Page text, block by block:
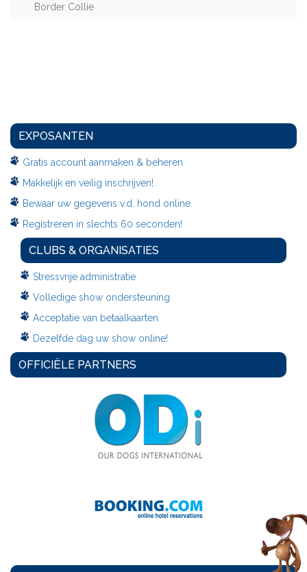
Border Collie
EXPOSANTEN
Gratis account aanmaken & beheren.
Makkelijk en veilig inschrijven!
Bewaar uw gegevens v.d. hond online.
Registreren in slechts 60 seconden!
CLUBS & ORGANISATIES
Stressvrije administratie
Volledige show ondersteuning
Acceptatie van betaalkaarten
Dezelfde dag uw show online!
OFFICIËLE PARTNERS